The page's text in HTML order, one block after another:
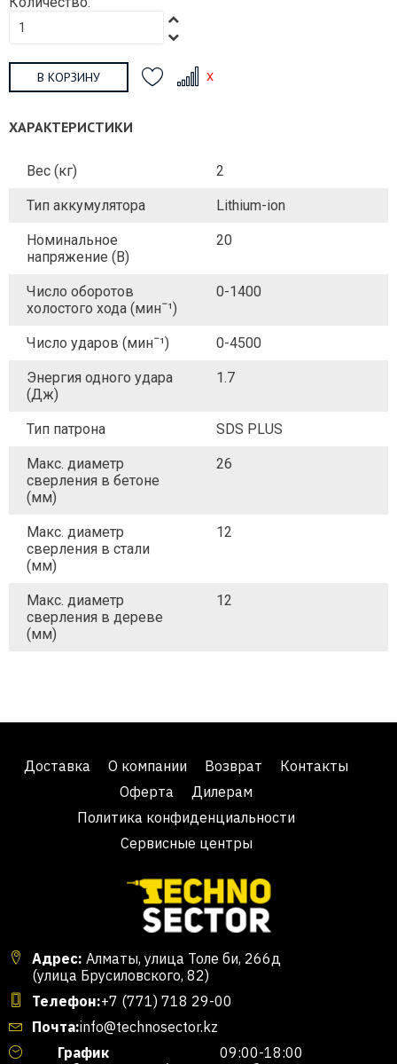
В КОРЗИНУ
ХАРАКТЕРИСТИКИ
Вес (кг) 2
Тип аккумулятора Lithium-ion
Номинальное
напряжение (В)
20
Число оборотов
холостого хода (минˉ¹)
0-1400
Число ударов (минˉ¹) 0-4500
Энергия одного удара
(Дж)
1.7
Тип патрона SDS PLUS
Макс. диаметр
сверления в бетоне
(мм)
26
Макс. диаметр
сверления в стали
(мм)
12
Макс. диаметр
сверления в дереве
(мм)
12
Доставка О компании Возврат
Контакты
Оферта
Дилерам
Политика конфиденциальности
Сервисные центры
Адрес: Алматы, улица Толе би, 266д
(улица Брусиловского, 82)
Телефон:+7 (771) 718 29-00
Почта:info@technosector.kz
График
09:00-18:00